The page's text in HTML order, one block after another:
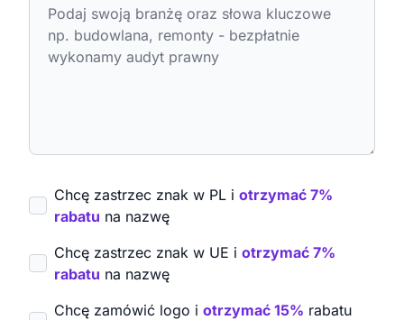
Chcę zastrzec znak w PL i otrzymać 7%
rabatu na nazwę
Chcę zastrzec znak w UE i otrzymać 7%
rabatu na nazwę
Chcę zamówić logo i otrzymać 15% rabatu